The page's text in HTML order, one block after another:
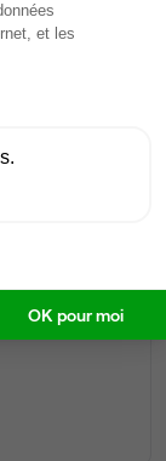
et les
OK pour moi